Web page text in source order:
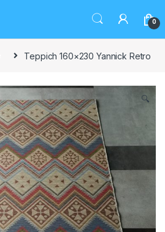
0
Teppich 160×230 Yannick Retro
🔍